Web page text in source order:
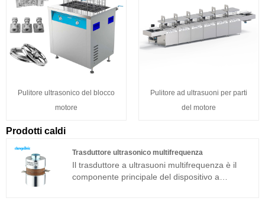
Pulitore ultrasonico del blocco
motore
Pulitore ad ultrasuoni per parti
del motore
Prodotti caldi
Trasduttore ultrasonico multifrequenza
Il trasduttore a ultrasuoni multifrequenza è il
componente principale del dispositivo a